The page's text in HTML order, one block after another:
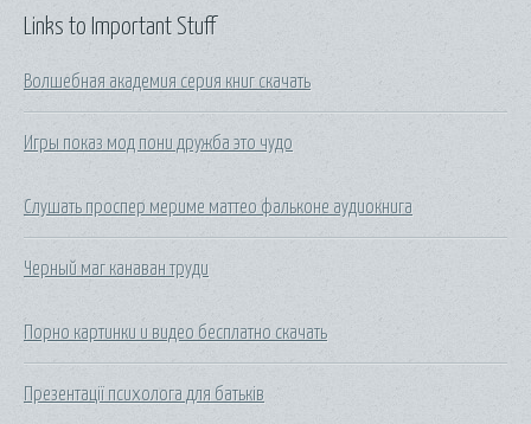
Links to Important Stuff
Волшебная академия серия книг скачать
Игры показ мод пони дружба это чудо
Слушать проспер мериме маттео фальконе аудиокнига
Черный маг канаван труди
Порно картинки и видео бесплатно скачать
Презентації психолога для батьків